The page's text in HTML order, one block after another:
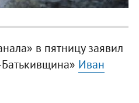
в пятницу заявил
Иван